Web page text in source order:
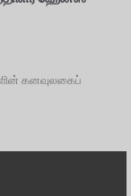
கனவுலகைப்